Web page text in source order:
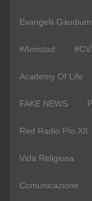
Evangelii Gaudium
#Amistad
Academy Of Life
FAKE NEWS
Red Radio Pío XII
Vida Religiosa
Comunicazione